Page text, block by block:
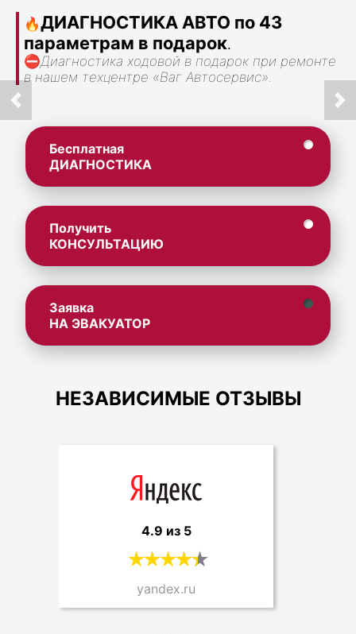
🔥ДИАГНОСТИКА АВТО по 43
параметрам в подарок.
⛔Диагностика ходовой в подарок при ремонте
в нашем техцентре «Ваг Автосервис».
Бесплатная
ДИАГНОСТИКА
Получить
КОНСУЛЬТАЦИЮ
Заявка
НА ЭВАКУАТОР
НЕЗАВИСИМЫЕ ОТЗЫВЫ
4.9 из 5
yandex.ru